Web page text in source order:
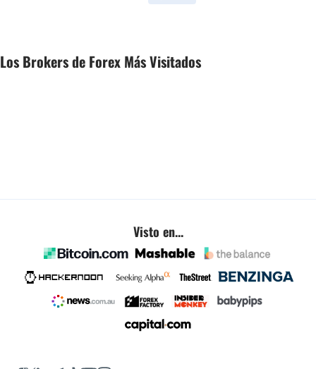
Los Brokers de Forex Más Visitados
Visto en...